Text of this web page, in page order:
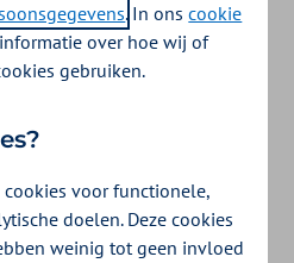
2026
Dit kan een
doen. U krijgt bijvoorbeeld
En met het geven van
Mogelijk krijgt u deze
. In onscookie
over hoe wij of
gebruiken.
voor functionele,
doelen. Deze cookies
weinig tot geen invloed